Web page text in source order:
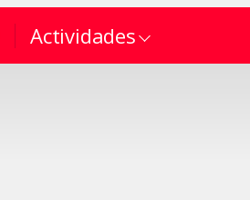
Actividades